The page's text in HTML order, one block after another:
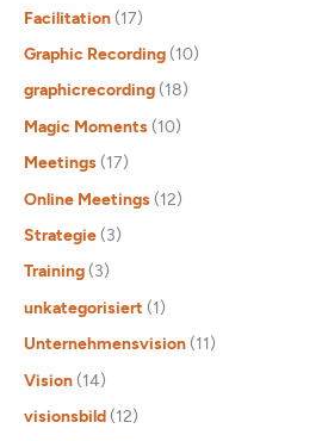
Facilitation (17)
Graphic Recording (10)
graphicrecording (18)
Magic Moments (10)
Meetings (17)
Online Meetings (12)
Strategie (3)
Training (3)
unkategorisiert (1)
Unternehmensvision (11)
Vision (14)
visionsbild (12)